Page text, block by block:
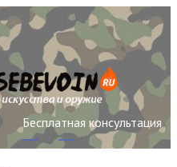
Бесплатная консультация